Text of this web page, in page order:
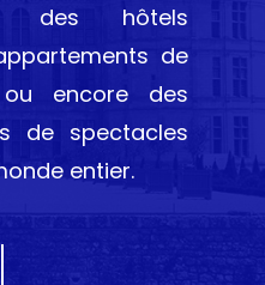
des hôtels
de
encore des
de spectacles
entier.